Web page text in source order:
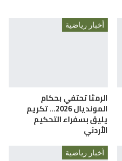
أخبار رياضية
الرمثا تحتفي بحكام
المونديال 2026… تكريم
يليق بسفراء التحكيم
الأردني
أخبار رياضية